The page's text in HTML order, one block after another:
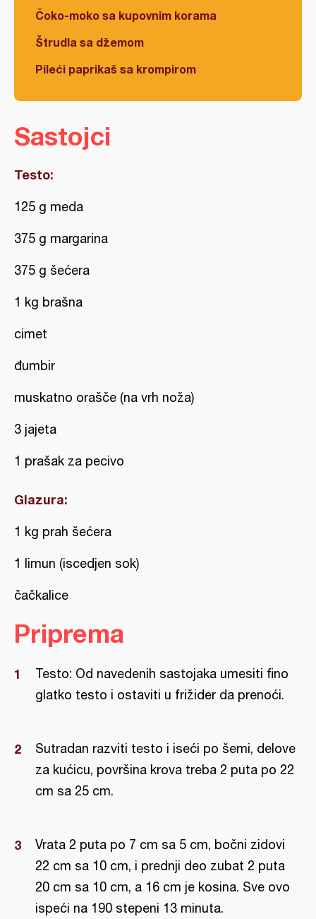
Čoko-moko sa kupovnim korama
Štrudla sa džemom
Pileći paprikaš sa krompirom
Sastojci
Testo:
125 g meda
375 g margarina
375 g šećera
1 kg brašna
cimet
đumbir
muskatno orašče (na vrh noža)
3 jajeta
1 prašak za pecivo
Glazura:
1 kg prah šećera
1 limun (iscedjen sok)
čačkalice
Priprema
Testo: Od navedenih sastojaka umesiti fino
glatko testo i ostaviti u frižider da prenoći.
Sutradan razviti testo i iseći po šemi, delove
za kućicu, površina krova treba 2 puta po 22
cm sa 25 cm.
Vrata 2 puta po 7 cm sa 5 cm, bočni zidovi
22 cm sa 10 cm, i prednji deo zubat 2 puta
20 cm sa 10 cm, a 16 cm je kosina. Sve ovo
ispeći na 190 stepeni 13 minuta.